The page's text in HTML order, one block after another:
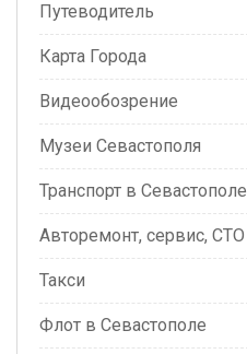
Путеводитель
Карта Города
Видеообозрение
Музеи Севастополя
Транспорт в Севастополе
Авторемонт, сервис, СТО
Такси
Флот в Севастополе